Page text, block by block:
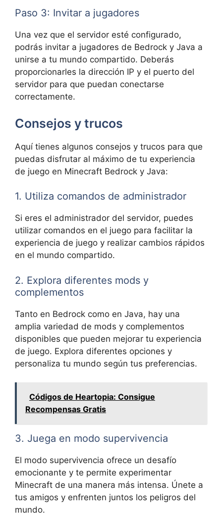
Paso 3: Invitar a jugadores
Una vez que el servidor esté configurado,
podrás invitar a jugadores de Bedrock y Java a
unirse a tu mundo compartido. Deberás
proporcionarles la dirección IP y el puerto del
servidor para que puedan conectarse
correctamente.
Consejos y trucos
Aquí tienes algunos consejos y trucos para que
puedas disfrutar al máximo de tu experiencia
de juego en Minecraft Bedrock y Java:
1. Utiliza comandos de administrador
Si eres el administrador del servidor, puedes
utilizar comandos en el juego para facilitar la
experiencia de juego y realizar cambios rápidos
en el mundo compartido.
2. Explora diferentes mods y
complementos
Tanto en Bedrock como en Java, hay una
amplia variedad de mods y complementos
disponibles que pueden mejorar tu experiencia
de juego. Explora diferentes opciones y
personaliza tu mundo según tus preferencias.
Códigos de Heartopia: Consigue
Recompensas Gratis
3. Juega en modo supervivencia
El modo supervivencia ofrece un desafío
emocionante y te permite experimentar
Minecraft de una manera más intensa. Únete a
tus amigos y enfrenten juntos los peligros del
mundo.